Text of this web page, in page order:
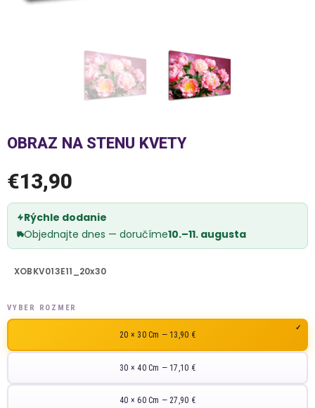
OBRAZ NA STENU KVETY
€13,90
Rýchle dodanie
Objednajte dnes — doručíme10.–11. augusta
XOBKV013E11_20x30
VYBER ROZMER
20 × 30 Cm — 13,90 €
30 × 40 Cm — 17,10 €
40 × 60 Cm — 27,90 €